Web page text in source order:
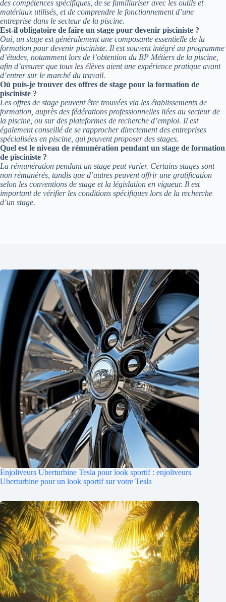
des compétences spécifiques, de se familiariser avec les outils et
matériaux utilisés, et de comprendre le fonctionnement d’une
entreprise dans le secteur de la piscine.
Est-il obligatoire de faire un stage pour devenir pisciniste ?
Oui, un stage est généralement une composante essentielle de la
formation pour devenir pisciniste. Il est souvent intégré au programme
d’études, notamment lors de l’obtention du BP Métiers de la piscine,
afin d’assurer que tous les élèves aient une expérience pratique avant
d’entrer sur le marché du travail.
Où puis-je trouver des offres de stage pour la formation de
pisciniste ?
Les offres de stage peuvent être trouvées via les établissements de
formation, auprès des fédérations professionnelles liées au secteur de
la piscine, ou sur des plateformes de recherche d’emploi. Il est
également conseillé de se rapprocher directement des entreprises
spécialisées en piscine, qui peuvent proposer des stages.
Quel est le niveau de rémunération pendant un stage de formation
de pisciniste ?
La rémunération pendant un stage peut varier. Certains stages sont
non rémunérés, tandis que d’autres peuvent offrir une gratification
selon les conventions de stage et la législation en vigueur. Il est
important de vérifier les conditions spécifiques lors de la recherche
d’un stage.
Enjoliveurs Uberturbine Tesla pour look sportif : enjoliveurs
Uberturbine pour un look sportif sur votre Tesla